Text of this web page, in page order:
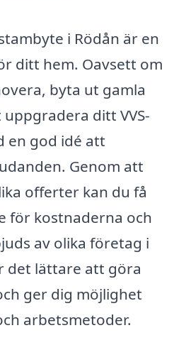
i Rödån är en
ditt hem. Oavsett om
byta ut gamla
ditt VVS-
en god idé att
Genom att
offerter kan du få
för kostnaderna och
av olika företag i
det lättare att göra
ger dig möjlighet
arbetsmetoder.